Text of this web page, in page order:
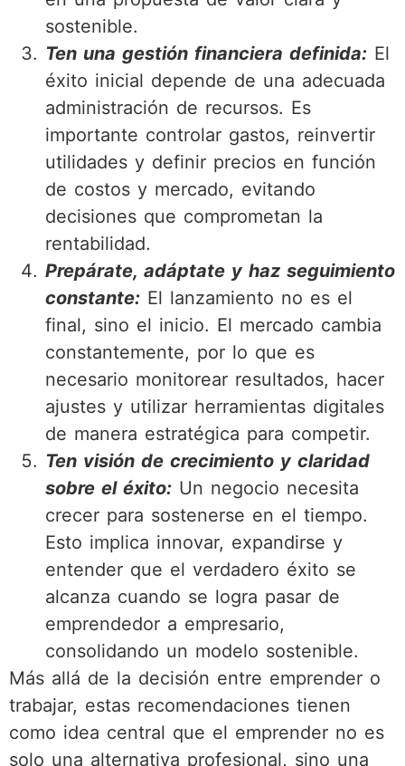
sostenible.
Ten una gestión financiera definida: El
éxito inicial depende de una adecuada
administración de recursos. Es
importante controlar gastos, reinvertir
utilidades y definir precios en función
de costos y mercado, evitando
decisiones que comprometan la
rentabilidad.
Prepárate, adáptate y haz seguimiento
constante: El lanzamiento no es el
final, sino el inicio. El mercado cambia
constantemente, por lo que es
necesario monitorear resultados, hacer
ajustes y utilizar herramientas digitales
de manera estratégica para competir.
Ten visión de crecimiento y claridad
sobre el éxito: Un negocio necesita
crecer para sostenerse en el tiempo.
Esto implica innovar, expandirse y
entender que el verdadero éxito se
alcanza cuando se logra pasar de
emprendedor a empresario,
consolidando un modelo sostenible.
Más allá de la decisión entre emprender o
trabajar, estas recomendaciones tienen
como idea central que el emprender no es
solo una alternativa profesional, sino una